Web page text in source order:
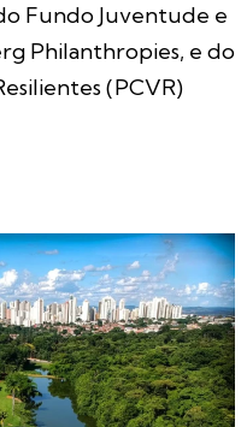
Fundo Juventude e
Philanthropies, e do
(PCVR)